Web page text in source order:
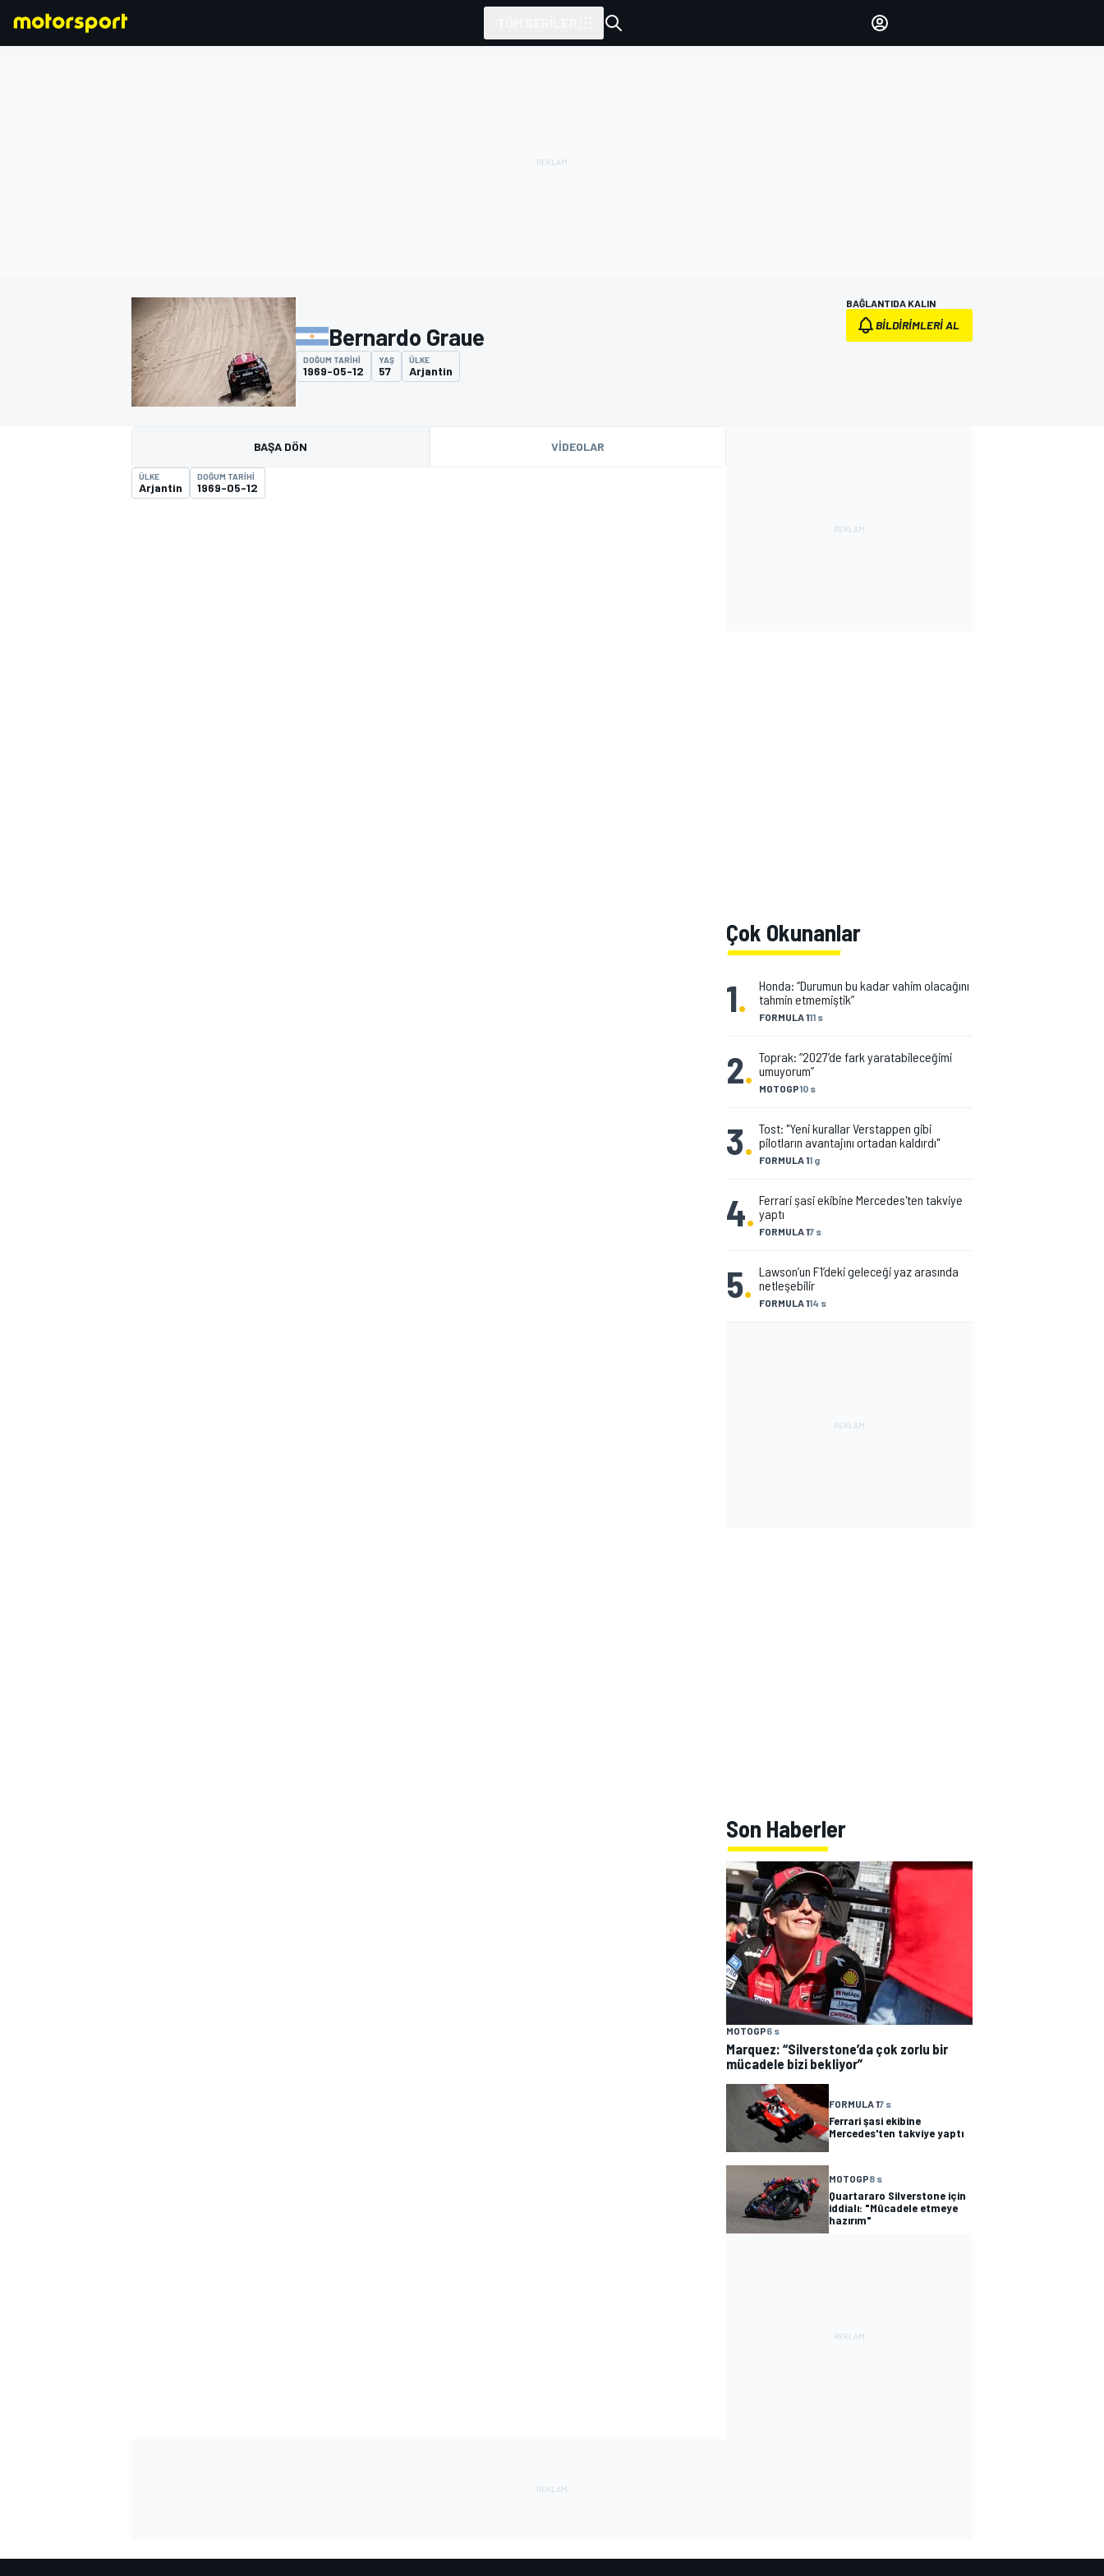
MOTOGP
Bernardo Graue
DOĞUM TARIHI
1969-05-12
YAŞ
57
ÜLKE
Arjantin
BAĞLANTIDA KALIN
BILDIRIMLERI AL
BAŞA DÖN VIDEOLAR
ÜLKE
Arjantin
DOĞUM TARIHI
1969-05-12
Çok Okunanlar
1. FORMULA 111 s
Honda: “Durumun bu kadar vahim olacağını
tahmin etmemiştik”
2. MOTOGP10 s
Toprak: “2027’de fark yaratabileceğimi
umuyorum”
3. FORMULA 11 g
Tost: "Yeni kurallar Verstappen gibi
pilotların avantajını ortadan kaldırdı"
4. FORMULA 17 s
Ferrari şasi ekibine Mercedes'ten takviye
yaptı
5. FORMULA 114 s
Lawson’un F1’deki geleceği yaz arasında
netleşebilir
Son Haberler
MOTOGP6 s
Marquez: “Silverstone’da çok zorlu bir
mücadele bizi bekliyor”
FORMULA 17 s
Ferrari şasi ekibine
Mercedes'ten takviye yaptı
MOTOGP8 s
Quartararo Silverstone için
iddialı: "Mücadele etmeye
hazırım"